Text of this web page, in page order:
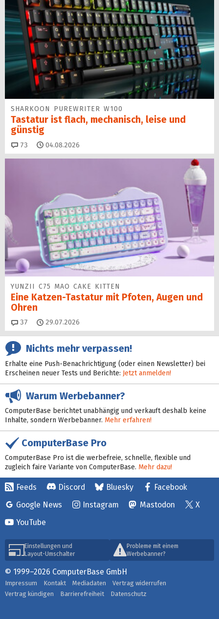
SHARKOON PUREWRITER W100
Tastatur ist flach, mechanisch, leise und
günstig
73 Kommentare
04.08.2026
YUNZII C75 MAO CAKE KITTEN
Eine Katzen-Tastatur mit Pfoten, Augen und
Ohren
37 Kommentare
29.07.2026
Nichts mehr verpassen!
Erhalte eine Push-Benachrichtigung (oder einen Newsletter) bei
Erscheinen neuer Tests und Berichte: Jetzt anmelden!
Warum Werbebanner?
ComputerBase berichtet unabhängig und verkauft deshalb keine
Inhalte, sondern Werbebanner. Mehr erfahren!
ComputerBase Pro
ComputerBase Pro ist die werbefreie, schnelle, flexible und
zugleich faire Variante von ComputerBase. Mehr dazu!
Feeds Discord Bluesky
Facebook
Google News
Instagram Mastodon
X
YouTube
Einstellungen und
Layout-Umschalter
Probleme mit einem
Werbebanner?
© 1999–2026 ComputerBase GmbH
Impressum Kontakt Mediadaten
Vertrag widerrufen
Vertrag kündigen
Barrierefreiheit Datenschutz